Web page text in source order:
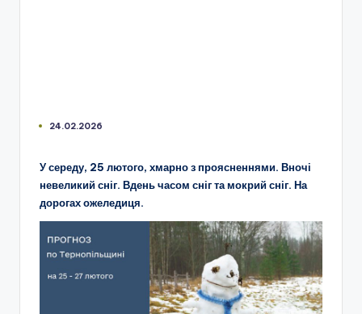
24.02.2026
У середу, 25 лютого, хмарно з проясненнями. Вночі
невеликий сніг. Вдень часом сніг та мокрий сніг. На
дорогах ожеледиця.